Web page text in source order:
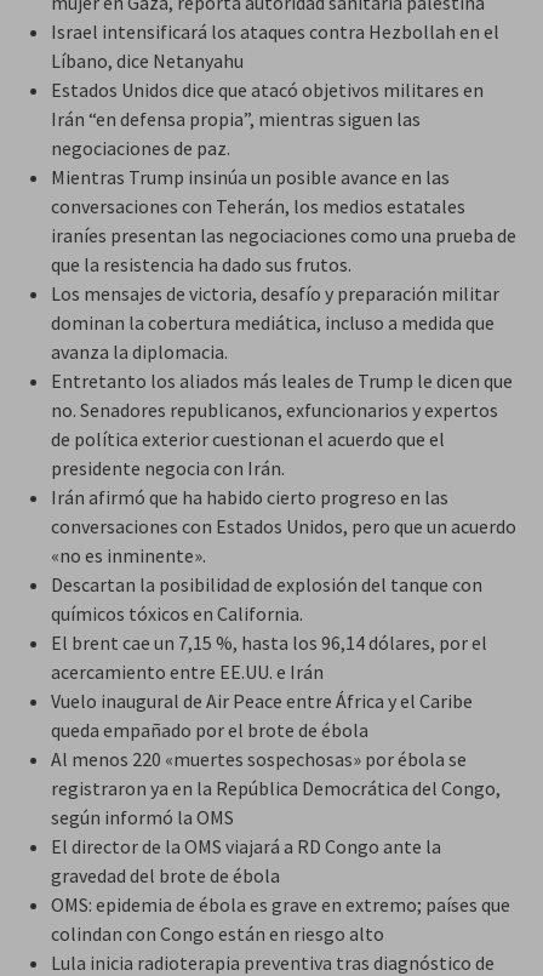
Israel intensificará los ataques contra Hezbollah en el
Líbano, dice Netanyahu
Estados Unidos dice que atacó objetivos militares en
Irán “en defensa propia”, mientras siguen las
negociaciones de paz.
Mientras Trump insinúa un posible avance en las
conversaciones con Teherán, los medios estatales
iraníes presentan las negociaciones como una prueba de
que la resistencia ha dado sus frutos.
Los mensajes de victoria, desafío y preparación militar
dominan la cobertura mediática, incluso a medida que
avanza la diplomacia.
Entretanto los aliados más leales de Trump le dicen que
no. Senadores republicanos, exfuncionarios y expertos
de política exterior cuestionan el acuerdo que el
presidente negocia con Irán.
Irán afirmó que ha habido cierto progreso en las
conversaciones con Estados Unidos, pero que un acuerdo
«no es inminente».
Descartan la posibilidad de explosión del tanque con
químicos tóxicos en California.
El brent cae un 7,15 %, hasta los 96,14 dólares, por el
acercamiento entre EE.UU. e Irán
Vuelo inaugural de Air Peace entre África y el Caribe
queda empañado por el brote de ébola
Al menos 220 «muertes sospechosas» por ébola se
registraron ya en la República Democrática del Congo,
según informó la OMS
El director de la OMS viajará a RD Congo ante la
gravedad del brote de ébola
OMS: epidemia de ébola es grave en extremo; países que
colindan con Congo están en riesgo alto
Lula inicia radioterapia preventiva tras diagnóstico de